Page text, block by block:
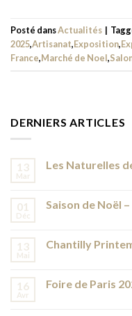
Posté dansActualités |
2025,Artisanat,Exposition,
France,Marché de Noel,
DERNIERS ARTICLES
13
Mar
Les Naturelles
01
Déc
Saison de Noël
13
Mai
Chantilly
16
Avr
Foire de Paris